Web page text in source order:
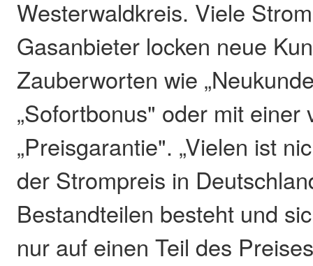
Westerwaldkreis. Viele
Gasanbieter locken neue
Zauberworten wie
„Sofortbonus" oder mit einer
„Preisgarantie". „Vielen ist
der Strompreis in
Bestandteilen besteht und
nur auf einen Teil des